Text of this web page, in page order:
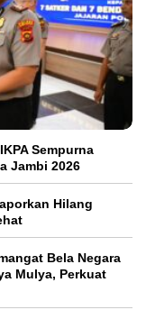
Sempurna
Jambi 2026
Hilang
Bela Negara
Mulya, Perkuat